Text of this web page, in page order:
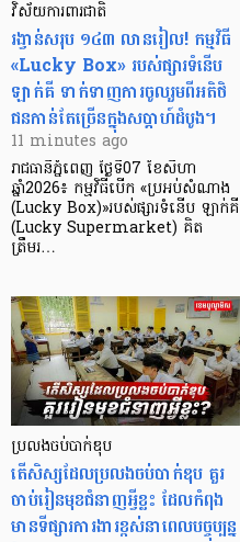
វិស័យការពារជាតិ
រង្វាន់សរុប ១៤៣ លានរៀល! កម្មវិធី
«Lucky Box» របស់ផ្សារទំនើប
ឡាក់គី ទាក់ទាញការចូលរួមពីអតិថិ
ជនកាន់តែច្រើនក្នុងសប្តាហ៍ដំបូង។
11 minutes ago
រាជធានីភ្នំពេញ ថ្ងៃទី07 ខែសីហា
ឆ្នាំ2026៖ កម្មវិធីបេីក «ប្រអប់សំណាង
(Lucky Box)»របស់ផ្សារទំនើប ឡាក់គី
(Lucky Supermarket) គិត
ត្រឹមរ…
ប្រលងចប់បាក់ឌុប
តើសិស្សដែលប្រលងចប់បាក់ឌុប គួរ
ចាប់រៀនមុខជំនាញអ្វីខ្លះ ដែលកំពុង
មានទីផ្សារការងារខ្ពស់នាពេលបច្ចុប្បន្ន